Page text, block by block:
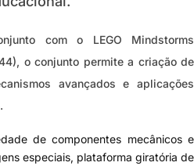
com o LEGO Mindstorms
, o conjunto permite a criação de
avançados e aplicações
de componentes mecânicos e
especiais, plataforma giratória de